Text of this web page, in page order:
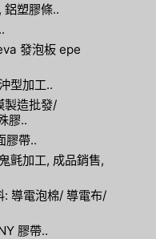
鋁塑膠條..
發泡板 epe
型加工..
製造批發/
膠..
膠帶..
氈加工, 成品銷售,
: 導電泡棉/ 導電布/
膠帶..